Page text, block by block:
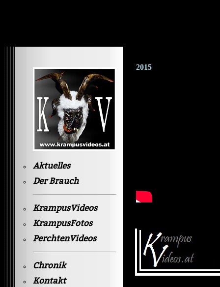
Aktuelles
Der Brauch
KrampusVideos
KrampusFotos
PerchtenVideos
Chronik
Kontakt
2015